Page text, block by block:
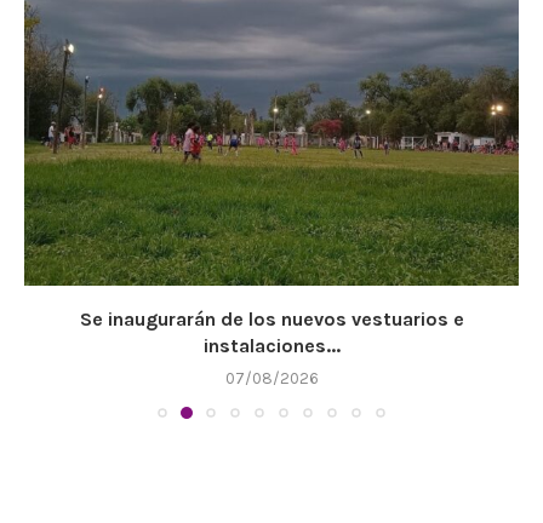
Se inaugurarán de los nuevos vestuarios e
instalaciones...
07/08/2026